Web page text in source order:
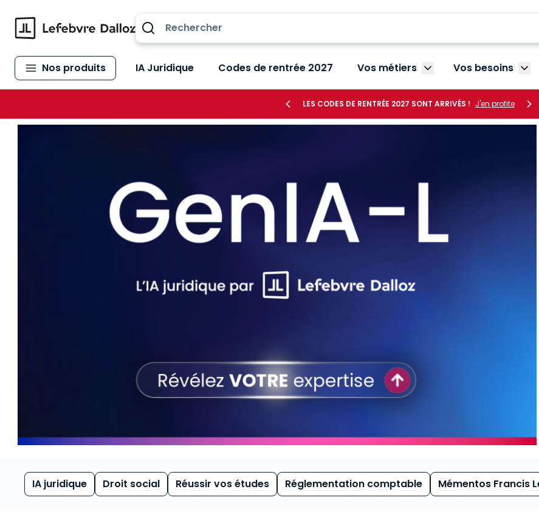
Nos produits IA Juridique Codes de rentrée 2027 Vos métiers Afficher le sous-menu
Vos besoins
LES CODES DE RENTRÉE 2027 SONT ARRIVÉS ! J'en profite
IA juridique Droit social Réussir vos études Réglementation comptable Mémentos Francis